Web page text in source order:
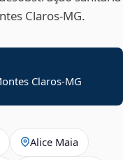
Claros‑MG.
Claros-MG
Alice Maia